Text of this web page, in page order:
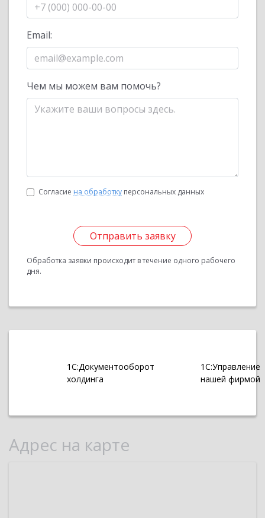
Email:
Чем мы можем вам помочь?
Согласие на обработку персональных данных
Отправить заявку
Обработка заявки происходит в течение одного рабочего
дня.
1С:Документооборот
холдинга
1С:Управление
нашей фирмой
Адрес на карте